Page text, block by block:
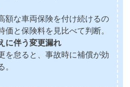
額な車両保険を付け続けるの
価と保険料を見比べて判断。
に伴う変更漏れ
を怠ると、事故時に補償が効
。